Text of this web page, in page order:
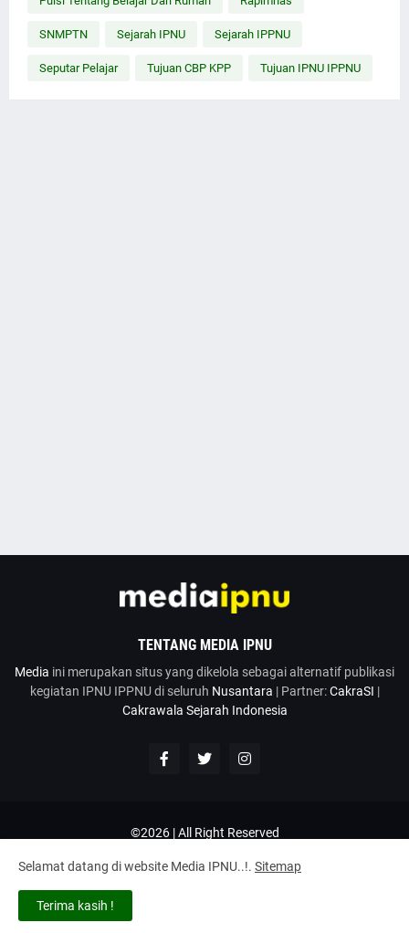
SNMPTN Sejarah IPNU Sejarah IPPNU
Seputar Pelajar Tujuan CBP KPP Tujuan IPNU IPPNU
TENTANG MEDIA IPNU
Media ini merupakan situs yang dikelola sebagai alternatif publikasi
kegiatan IPNU IPPNU di seluruh Nusantara | Partner:CakraSI |
Cakrawala Sejarah Indonesia
©2026 | All Right Reserved
Google News Penulis Hubungi Kami
Kirim Artikel
Selamat datang di website Media IPNU..!. Sitemap
Terima kasih !